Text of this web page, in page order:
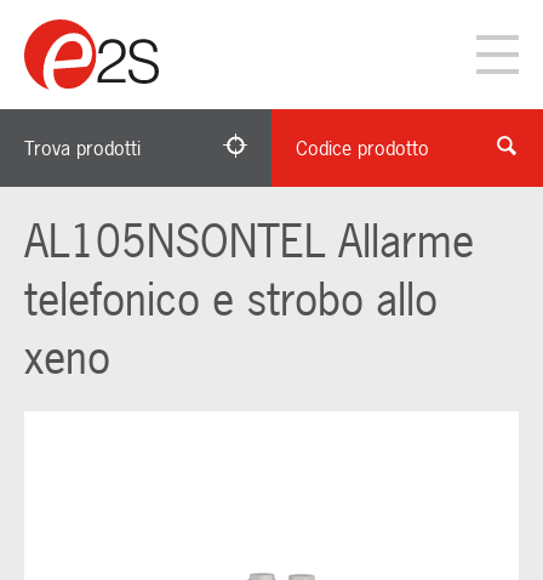
Trova prodotti Codice prodotto
AL105NSONTEL Allarme
telefonico e strobo allo
xeno